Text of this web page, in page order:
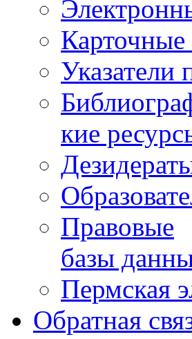
Карточные
Указатели
кие
Правовые
базы
Пермская
Обратная